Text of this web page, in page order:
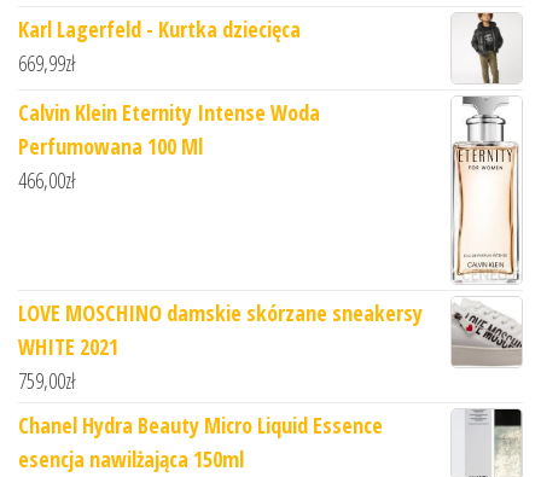
Karl Lagerfeld - Kurtka dziecięca
669,99zł
Calvin Klein Eternity Intense Woda
Perfumowana 100 Ml
466,00zł
LOVE MOSCHINO damskie skórzane sneakersy
WHITE 2021
759,00zł
Chanel Hydra Beauty Micro Liquid Essence
esencja nawilżająca 150ml